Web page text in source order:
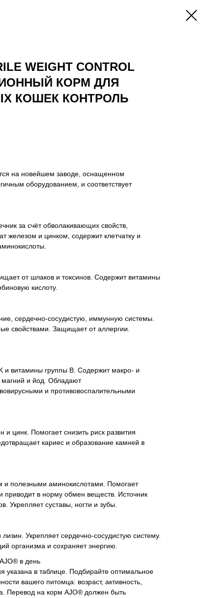
WEIGHT CONTROL
КОРМ ДЛЯ
КОШЕК КОНТРОЛЬ
на новейшем заводе, оснащенном
оборудованием, и соответствует
за счёт обволакивающих свойств,
железом и цинком, содержит клетчатку и
от шлаков и токсинов. Содержит витамины
кислоту.
сердечно-сосудистую, иммунную системы.
свойствами. Защищает от аллергии.
и витамины группы B. Содержит макро- и
и йод. Обладают
и противовоспалительными
цинк. Помогает снизить риск развития
кариес и образование камней в
и полезными аминокислотами. Помогает
приводит в норму обмен веществ. Источник
Укрепляет суставы, ногти и зубы.
Укрепляет сердечно-сосудистую систему.
организма и сохраняет энергию.
в день
указана в таблице. Подбирайте оптимальное
вашего питомца: возраст, активность,
Перевод на корм AJO® должен быть